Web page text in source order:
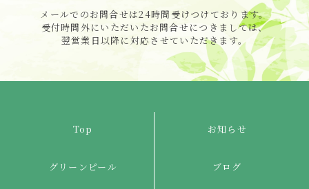
メールでのお問合せは24時間 受けつけております。
受付時間外にいただいたお問合せにつきましては、
翌営業日以降に対応させていただきます。
Top
グリーンピール
お知らせ
ブログ